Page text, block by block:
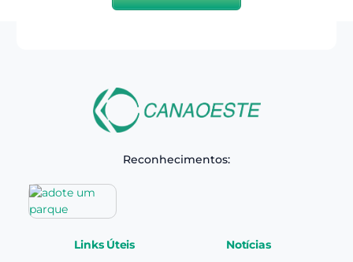
Reconhecimentos:
Links Úteis Notícias